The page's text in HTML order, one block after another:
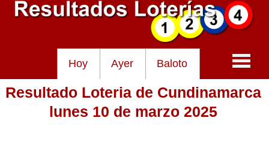
Hoy Ayer Baloto
Baloto
Resultado Loteria de Cundinamarca
lunes 10 de marzo 2025